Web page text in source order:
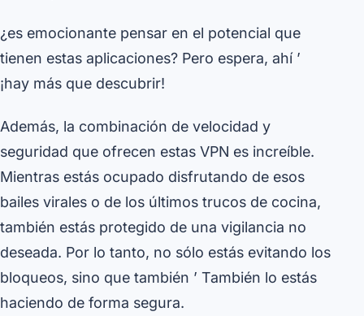
¿es emocionante pensar en el potencial que
tienen estas aplicaciones? Pero espera, ahí ’
¡hay más que descubrir!
Además, la combinación de velocidad y
seguridad que ofrecen estas VPN es increíble.
Mientras estás ocupado disfrutando de esos
bailes virales o de los últimos trucos de cocina,
también estás protegido de una vigilancia no
deseada. Por lo tanto, no sólo estás evitando los
bloqueos, sino que también ’ También lo estás
haciendo de forma segura.